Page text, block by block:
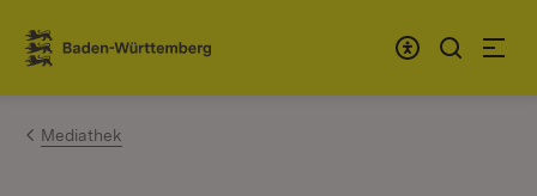
Zum Inhalt springen
Link zur Startseite
Mediathek